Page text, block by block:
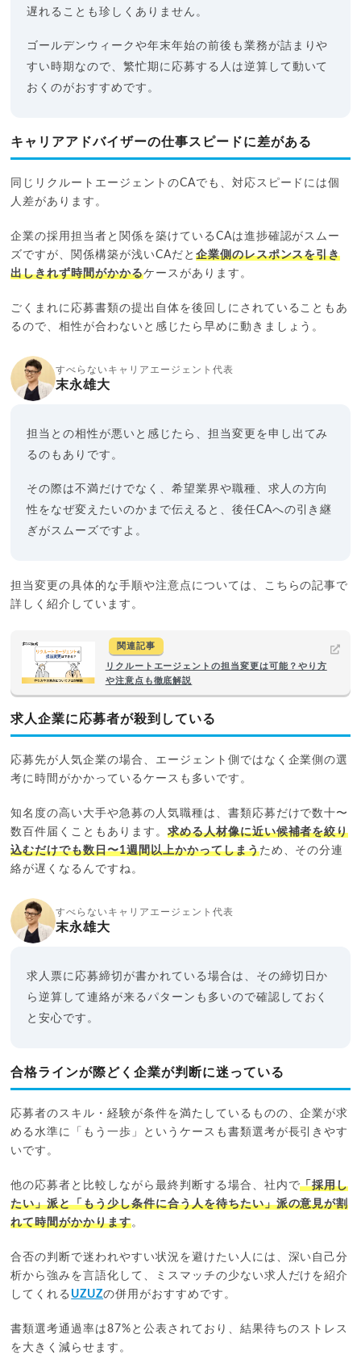
遅れることも珍しくありません。
ゴールデンウィークや年末年始の前後も業務が詰まりや
すい時期なので、繁忙期に応募する人は逆算して動いて
おくのがおすすめです。
キャリアアドバイザーの仕事スピードに差がある
同じリクルートエージェントのCAでも、対応スピードには個
人差があります。
企業の採用担当者と関係を築けているCAは進捗確認がスムー
ズですが、関係構築が浅いCAだと 企業側のレスポンスを引き
出しきれず時間がかかるケースがあります。
ごくまれに応募書類の提出自体を後回しにされていることもあ
るので、相性が合わないと感じたら早めに動きましょう。
すべらないキャリアエージェント代表
末永雄大
担当との相性が悪いと感じたら、担当変更を申し出てみ
るのもありです。
その際は不満だけでなく、希望業界や職種、求人の方向
性をなぜ変えたいのかまで伝えると、後任CAへの引き継
ぎがスムーズですよ。
担当変更の具体的な手順や注意点については、こちらの記事で
詳しく紹介しています。
関連記事
リクルートエージェントの担当変更は可能？やり方
や注意点も徹底解説
求人企業に応募者が殺到している
応募先が人気企業の場合、エージェント側ではなく企業側の選
考に時間がかかっているケースも多いです。
知名度の高い大手や急募の人気職種は、書類応募だけで数十〜
数百件届くこともあります。 求める人材像に近い候補者を絞り
込むだけでも数日〜1週間以上かかってしまうため、その分連
絡が遅くなるんですね。
すべらないキャリアエージェント代表
末永雄大
求人票に応募締切が書かれている場合は、その締切日か
ら逆算して連絡が来るパターンも多いので確認しておく
と安心です。
合格ラインが際どく企業が判断に迷っている
応募者のスキル・経験が条件を満たしているものの、企業が求
める水準に「もう一歩」というケースも書類選考が長引きやす
いです。
他の応募者と比較しながら最終判断する場合、社内で「採用し
たい」派と「もう少し条件に合う人を待ちたい」派の意見が割
れて時間がかかります。
合否の判断で迷われやすい状況を避けたい人には、深い自己分
析から強みを言語化して、ミスマッチの少ない求人だけを紹介
してくれる UZUZの併用がおすすめです。
書類選考通過率は87%と公表されており、結果待ちのストレス
を大きく減らせます。